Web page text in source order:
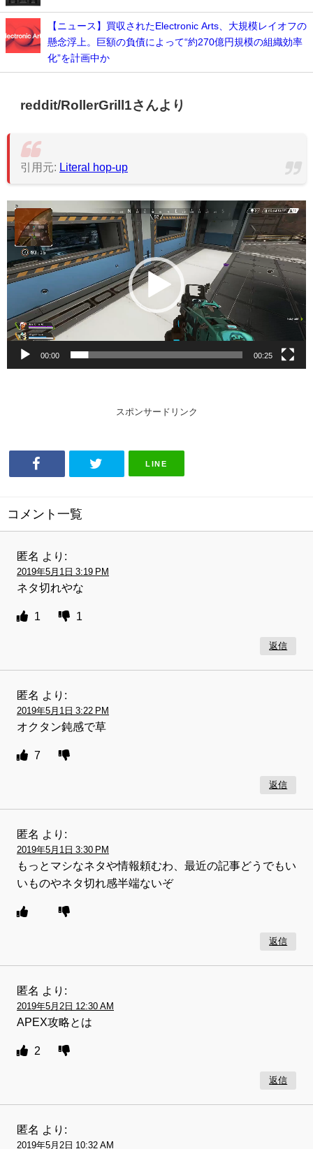
【ニュース】買収されたElectronic Arts、大規模レイオフの
懸念浮上。巨額の負債によって“約270億円規模の組織効率
化”を計画中か
reddit/RollerGrill1さんより
引用元: Literal hop-up
動
画
プ
レ
ー
ー
00:00 00:25
スポンサードリンク
LINE
コメント一覧
匿名 より:
2019年5月1日 3:19 PM
ネタ切れやな
1 1
返信
匿名 より:
2019年5月1日 3:22 PM
オクタン鈍感で草
7
返信
匿名 より:
2019年5月1日 3:30 PM
もっとマシなネタや情報頼むわ、最近の記事どうでもい
いものやネタ切れ感半端ないぞ
返信
匿名 より:
2019年5月2日 12:30 AM
APEX攻略とは
2
返信
匿名 より:
2019年5月2日 10:32 AM